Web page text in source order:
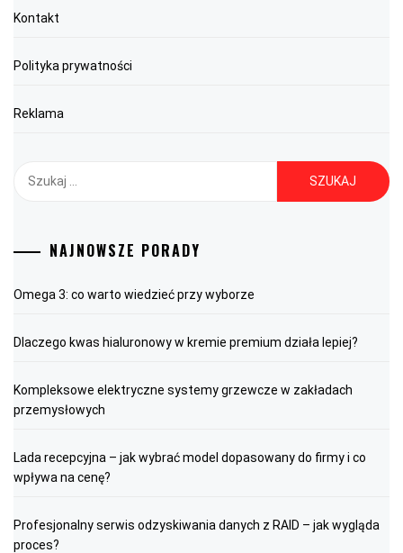
Kontakt
Polityka prywatności
Reklama
NAJNOWSZE PORADY
Omega 3: co warto wiedzieć przy wyborze
Dlaczego kwas hialuronowy w kremie premium działa lepiej?
Kompleksowe elektryczne systemy grzewcze w zakładach
przemysłowych
Lada recepcyjna – jak wybrać model dopasowany do firmy i co
wpływa na cenę?
Profesjonalny serwis odzyskiwania danych z RAID – jak wygląda
proces?